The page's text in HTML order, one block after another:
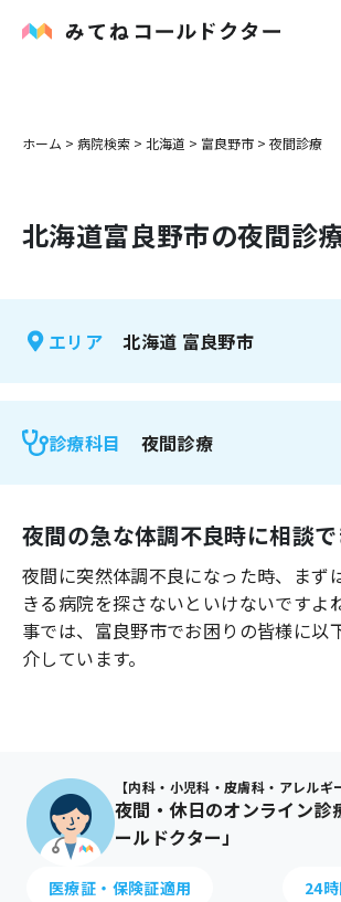
内科
花粉症
感染症
よくあるご質問
ホーム > 病院検索 > 北海道 > 富良野市 > 夜間診療
北海道富良野市の夜間診
エリア 北海道 富良野市
診療科目 夜間診療
夜間の急な体調不良時に相談
夜間に突然体調不良になった時、まず
きる病院を探さないといけないですよ
事では、 富良野市でお困りの皆様に以
介しています。
【内科・小児科・皮膚科・アレルギ
夜間・休日のオンライン診
ールドクター」
医療証・保険証適用 24